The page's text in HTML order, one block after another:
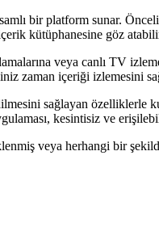
bir platform sunar.
kütüphanesine göz
veya canlı TV
zaman içeriği izlemesini
sağlayan özelliklerle
kesintisiz ve
veya herhangi bir